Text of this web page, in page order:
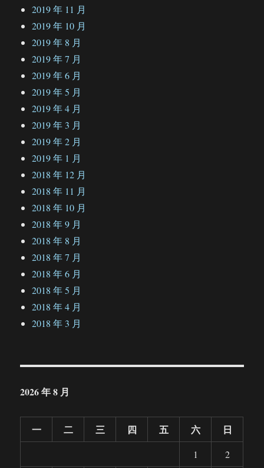
2019 年 11 月
2019 年 10 月
2019 年 8 月
2019 年 7 月
2019 年 6 月
2019 年 5 月
2019 年 4 月
2019 年 3 月
2019 年 2 月
2019 年 1 月
2018 年 12 月
2018 年 11 月
2018 年 10 月
2018 年 9 月
2018 年 8 月
2018 年 7 月
2018 年 6 月
2018 年 5 月
2018 年 4 月
2018 年 3 月
2026 年 8 月
一 二 三 四 五 六 日
1
2